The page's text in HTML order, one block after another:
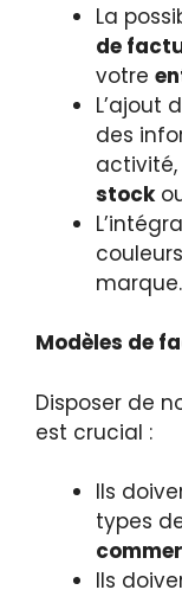
La
de
votre
L’ajout
des
activité,
stock
marque.
Modèles de
Disposer de
est crucial :
Ils
types
Ils